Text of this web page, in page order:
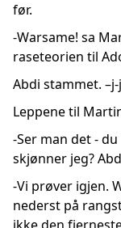
før.
-Warsame! sa
raseteorien til
Abdi stammet.
Leppene til
-Ser man det -
skjønner jeg?
-Vi prøver igjen.
nederst på